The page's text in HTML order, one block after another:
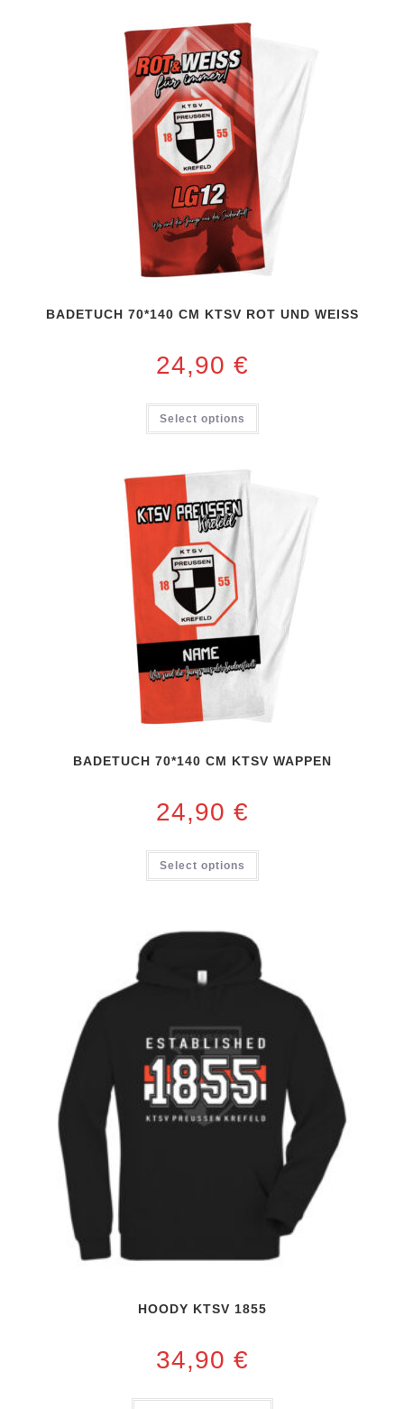
BADETUCH 70*140 CM KTSV ROT UND WEISS
24,90 €
Select options
BADETUCH 70*140 CM KTSV WAPPEN
24,90 €
Select options
HOODY KTSV 1855
34,90 €